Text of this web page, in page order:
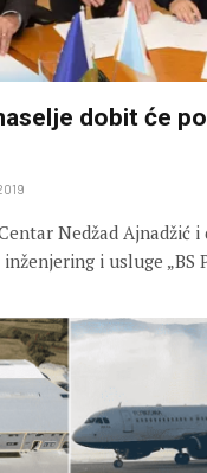
dobit će
Nedžad Ajnadžić
i usluge „BS